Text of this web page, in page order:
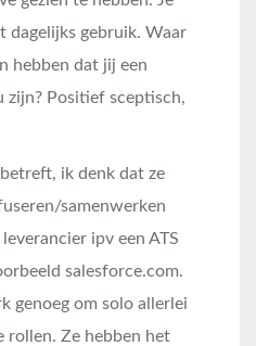
dagelijks gebruik. Waar
hebben dat jij een
zijn? Positief sceptisch,
ik denk dat ze
samenwerken
ipv een ATS
salesforce.com.
genoeg om solo allerlei
rollen. Ze hebben het